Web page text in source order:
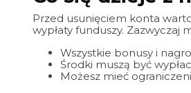
Przed usunięciem konta
wypłaty funduszy.
Wszystkie bonusy i
Środki muszą być
Możesz mieć